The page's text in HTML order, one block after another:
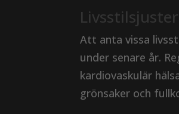
Att anta vissa
under senare år.
kardiovaskulär
grönsaker och